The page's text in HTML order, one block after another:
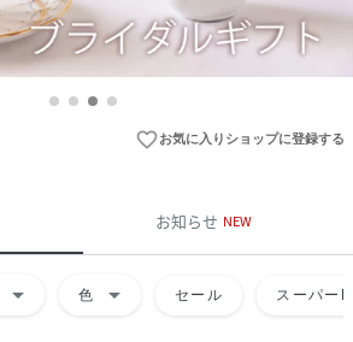
favorite_borderお気に入りショップに登録する
お知らせ NEW
arrow_drop_down 色 arrow_drop_down セール スーパー